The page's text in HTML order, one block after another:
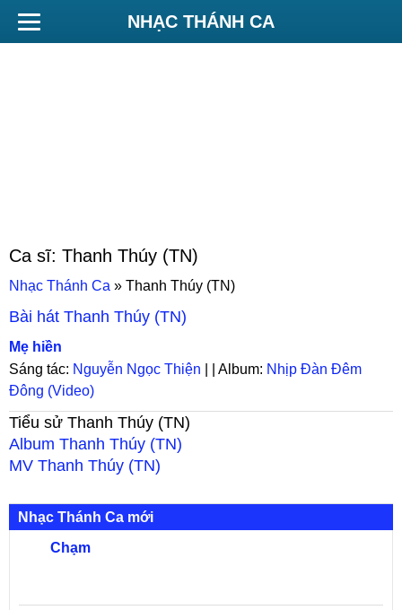
NHẠC THÁNH CA
Ca sĩ: Thanh Thúy (TN)
Nhạc Thánh Ca » Thanh Thúy (TN)
Bài hát Thanh Thúy (TN)
Mẹ hiền
Sáng tác: Nguyễn Ngọc Thiện | | Album: Nhịp Đàn Đêm
Đông (Video)
Tiểu sử Thanh Thúy (TN)
Album Thanh Thúy (TN)
MV Thanh Thúy (TN)
Nhạc Thánh Ca mới
Chạm